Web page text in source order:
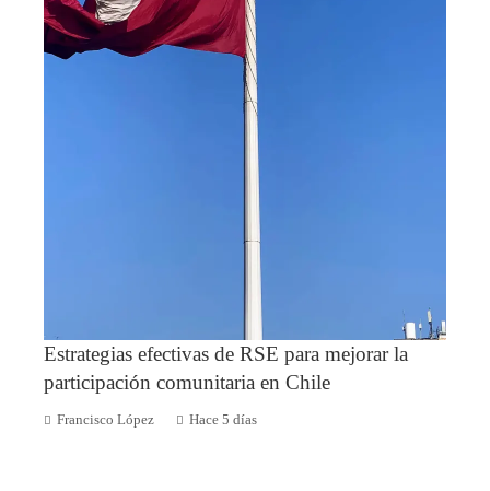
Estrategias efectivas de RSE para mejorar la
participación comunitaria en Chile
Francisco López Hace 5 días